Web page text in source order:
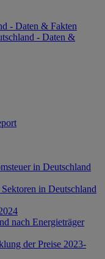
- Daten & Fakten
- Daten &
in Deutschland
in Deutschland
nach Energieträger
der Preise 2023-